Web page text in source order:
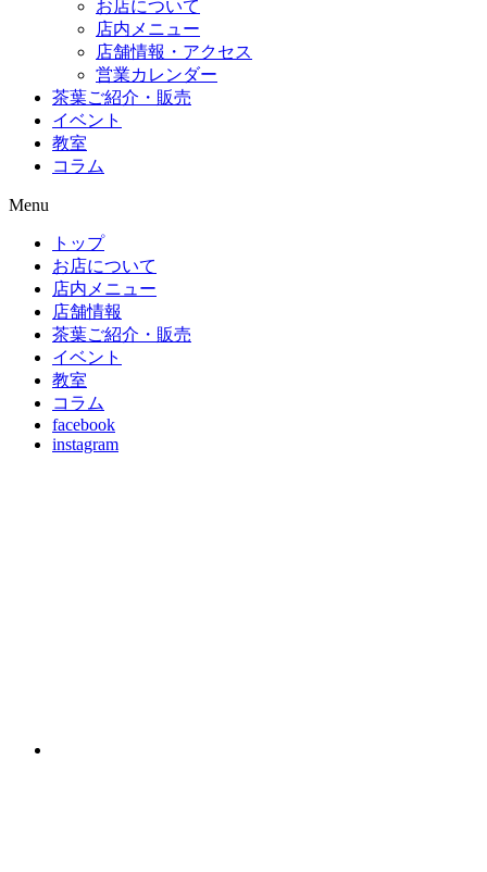
お店について
店内メニュー
店舗情報・アクセス
営業カレンダー
茶葉ご紹介・販売
イベント
教室
コラム
Menu
トップ
お店について
店内メニュー
店舗情報
茶葉ご紹介・販売
イベント
教室
コラム
facebook
instagram